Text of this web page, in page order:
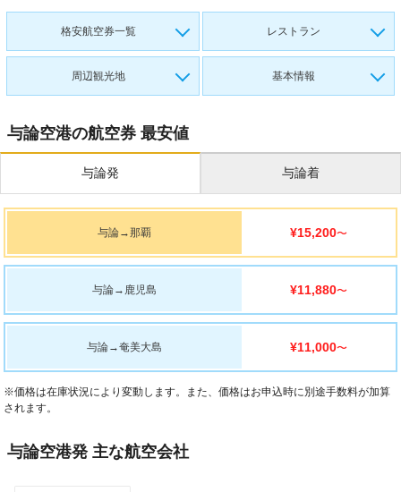
格安航空券一覧 レストラン
周辺観光地 基本情報
与論空港の航空券 最安値
与論発 与論着
与論→那覇 ¥15,200〜
与論→ 鹿児島 ¥11,880〜
与論→奄美大島 ¥11,000〜
※価格は在庫状況により変動します。また、価格はお申込時に別途手数料が加算
されます。
与論空港発 主な航空会社